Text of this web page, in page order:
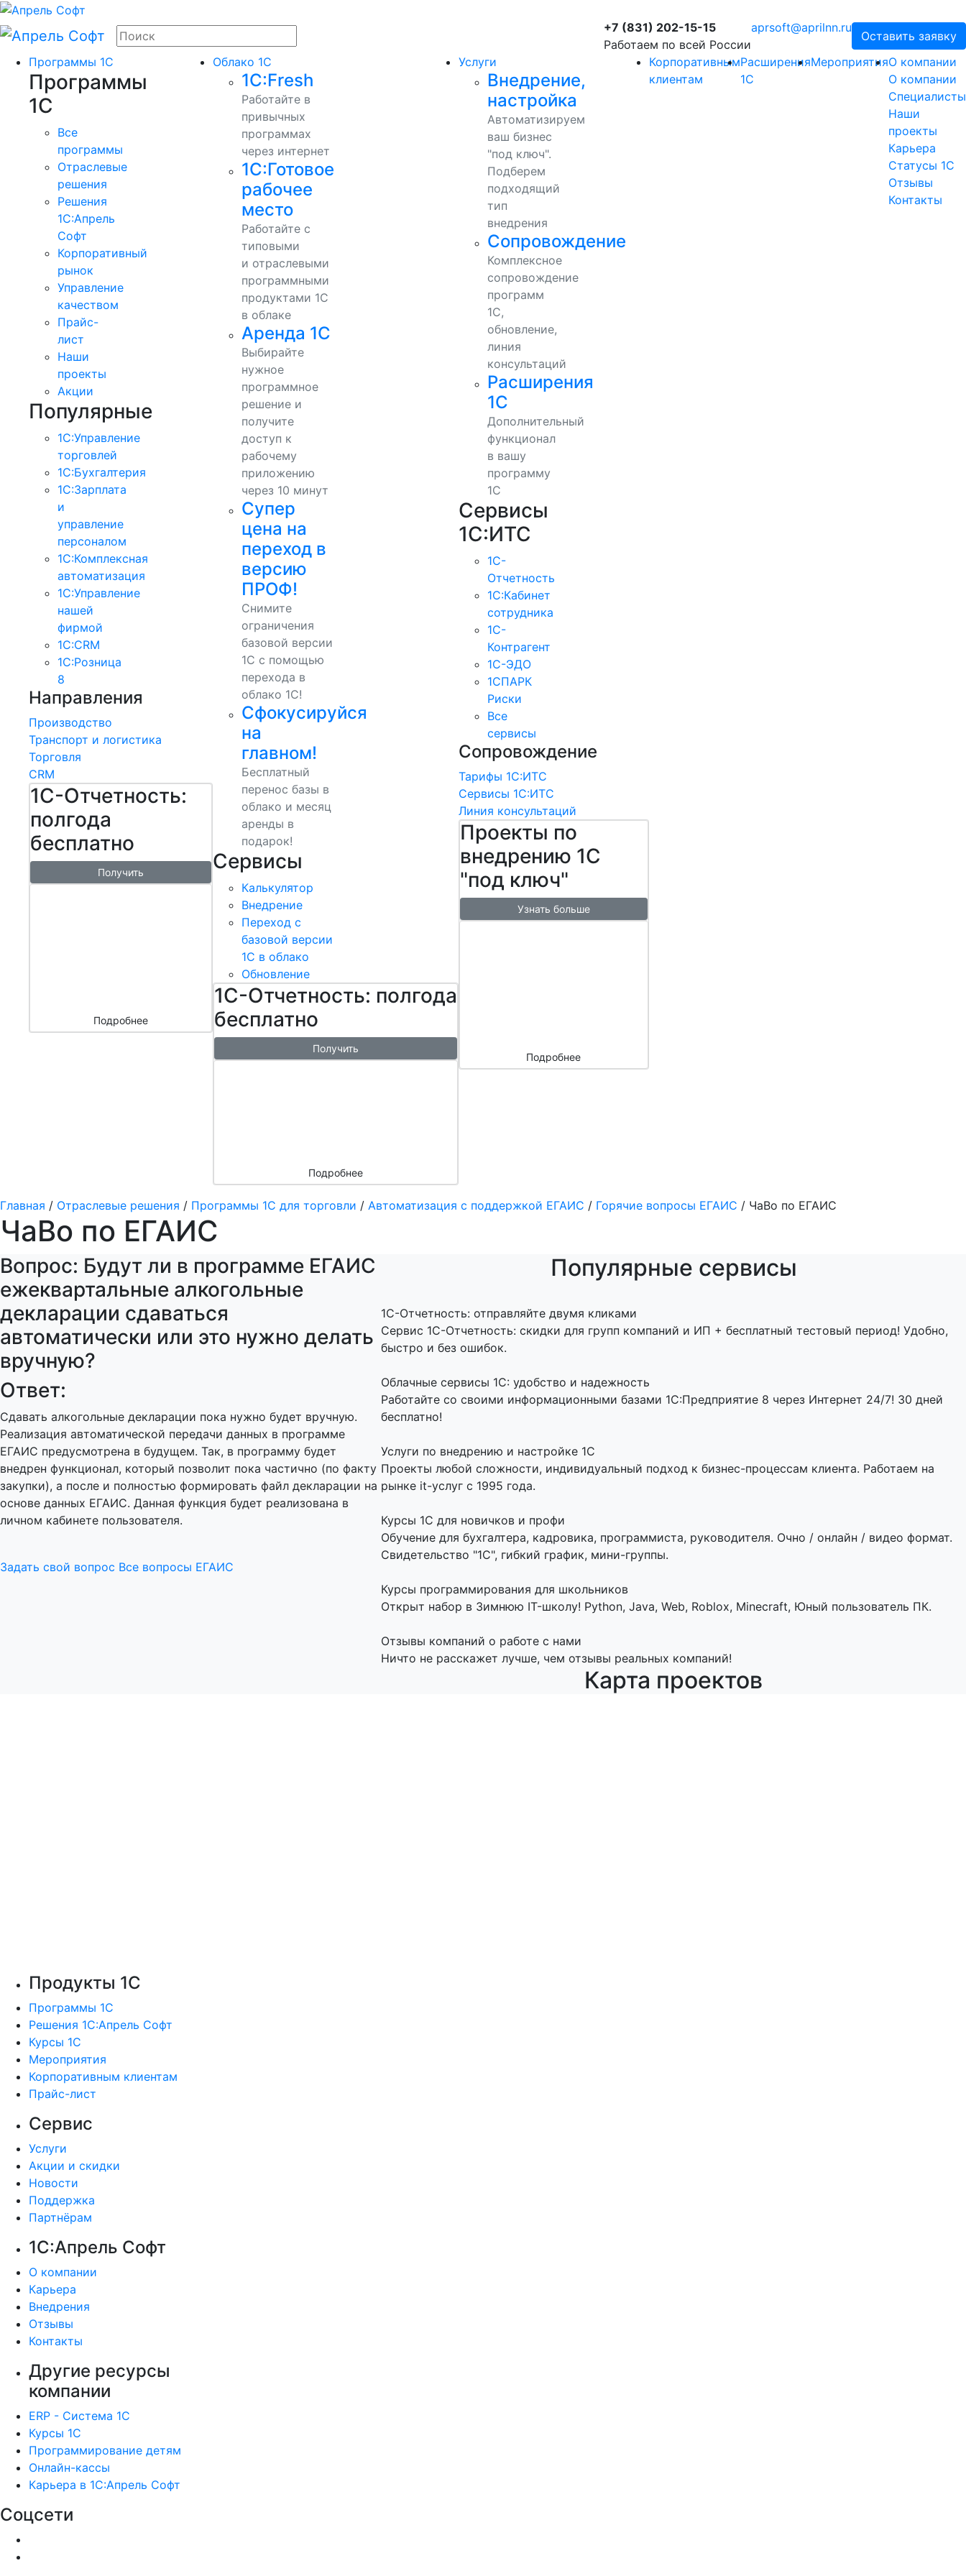
+7 (831) 202-15-15
Работаем по всей России
aprsoft@aprilnn.ru
Оставить заявку
Программы 1С
Программы
1С
Все
программы
Отраслевые
решения
Решения
1C:Апрель
Софт
Корпоративный
рынок
Управление
качеством
Прайс-
лист
Наши
проекты
Акции
Популярные
1С:Управление
торговлей
1С:Бухгалтерия
1С:Зарплата
и
управление
персоналом
1С:Комплексная
автоматизация
1С:Управление
нашей
фирмой
1С:CRM
1С:Розница
8
Направления
Производство
Транспорт и логистика
Торговля
CRM
1С-Отчетность:
полгода
бесплатно
Получить
Подробнее
Облако 1С
1С:Fresh
Работайте в
привычных
программах
через интернет
1С:Готовое
рабочее
место
Работайте с
типовыми
и отраслевыми
программными
продуктами 1С
в облаке
Аренда 1С
Выбирайте
нужное
программное
решение и
получите
доступ к
рабочему
приложению
через 10 минут
Супер
цена на
переход в
версию
ПРОФ!
Снимите
ограничения
базовой версии
1С с помощью
перехода в
облако 1С!
Сфокусируйся
на
главном!
Бесплатный
перенос базы в
облако и месяц
аренды в
подарок!
Сервисы
Калькулятор
Внедрение
Переход с
базовой версии
1С в облако
Обновление
1С-Отчетность: полгода
бесплатно
Получить
Подробнее
Услуги
Внедрение,
настройка
Автоматизируем
ваш бизнес
"под ключ".
Подберем
подходящий
тип
внедрения
Сопровождение
Комплексное
сопровождение
программ
1С,
обновление,
линия
консультаций
Расширения
1С
Дополнительный
функционал
в вашу
программу
1С
Сервисы
1С:ИТС
1С-
Отчетность
1С:Кабинет
сотрудника
1С-
Контрагент
1С-ЭДО
1СПАРК
Риски
Все
сервисы
Сопровождение
Тарифы 1С:ИТС
Сервисы 1С:ИТС
Линия консультаций
Проекты по
внедрению 1С
"под ключ"
Узнать больше
Подробнее
Корпоративным
клиентам
Расширения
1С
МероприятияО компании
О компании
Специалисты
Наши
проекты
Карьера
Статусы 1С
Отзывы
Контакты
Главная / Отраслевые решения / Программы 1С для торговли / Автоматизация с поддержкой ЕГАИС / Горячие вопросы ЕГАИС / ЧаВо по ЕГАИС
ЧаВо по ЕГАИС
Вопрос: Будут ли в программе ЕГАИС
ежеквартальные алкогольные
декларации сдаваться
автоматически или это нужно делать
вручную?
Ответ:
Сдавать алкогольные декларации пока нужно будет вручную.
Реализация автоматической передачи данных в программе
ЕГАИС предусмотрена в будущем. Так, в программу будет
внедрен функционал, который позволит пока частично (по факту
закупки), а после и полностью формировать файл декларации на
основе данных ЕГАИС. Данная функция будет реализована в
личном кабинете пользователя.
Задать свой вопрос Все вопросы ЕГАИС
Популярные сервисы
1C-Отчетность: отправляйте двумя кликами
Сервис 1С-Отчетность: скидки для групп компаний и ИП + бесплатный тестовый период! Удобно,
быстро и без ошибок.
Облачные сервисы 1С: удобство и надежность
Работайте со своими информационными базами 1С:Предприятие 8 через Интернет 24/7! 30 дней
бесплатно!
Услуги по внедрению и настройке 1С
Проекты любой сложности, индивидуальный подход к бизнес-процессам клиента. Работаем на
рынке it-услуг с 1995 года.
Курсы 1С для новичков и профи
Обучение для бухгалтера, кадровика, программиста, руководителя. Очно / онлайн / видео формат.
Свидетельство "1С", гибкий график, мини-группы.
Курсы программирования для школьников
Открыт набор в Зимнюю IT-школу! Python, Java, Web, Roblox, Minecraft, Юный пользователь ПК.
Отзывы компаний о работе с нами
Ничто не расскажет лучше, чем отзывы реальных компаний!
Карта проектов
Продукты 1С
Программы 1С
Решения 1С:Апрель Софт
Курсы 1С
Мероприятия
Корпоративным клиентам
Прайс-лист
Сервис
Услуги
Акции и скидки
Новости
Поддержка
Партнёрам
1С:Апрель Софт
О компании
Карьера
Внедрения
Отзывы
Контакты
Другие ресурсы
компании
ERP - Система 1С
Курсы 1С
Программирование детям
Онлайн-кассы
Карьера в 1С:Апрель Софт
Соцсети